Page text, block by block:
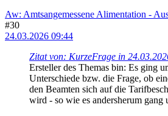
Aw: Amtsangemessene Alimentation -
#30
24.03.2026 09:44
Zitat von: KurzeFrage in
Ersteller des Themas bin: Es ging
Unterschiede bzw. die Frage, ob
den Beamten sich auf die
wird - so wie es andersherum gang